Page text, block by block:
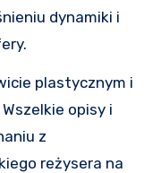
dynamiki i
plastycznym i
opisy i
z
reżysera na